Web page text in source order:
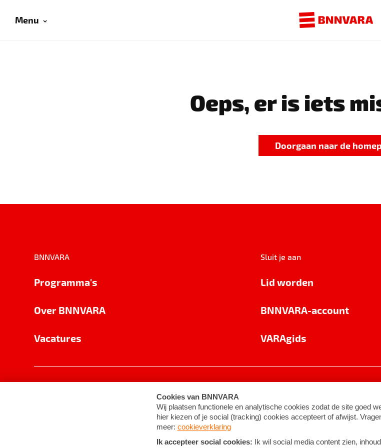
Menu
Oeps, er is iets
Doorgaan naar de
BNNVARA
Programma's
Over BNNVARA
Vacatures
Sluit je aan
Lid worden
BNNVARA-account
VARAgids
Cookie-instellingen Algemene voorwaarden ©2026BNNVARA